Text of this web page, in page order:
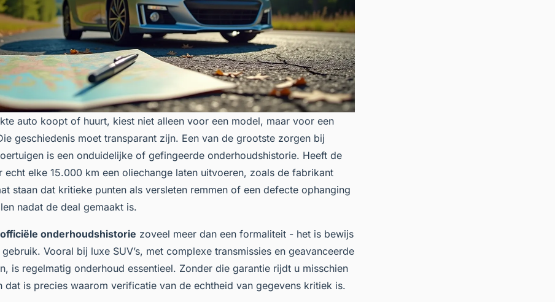
auto koopt of huurt, kiest niet alleen voor een model, maar voor een
geschiedenis moet transparant zijn. Een van de grootste zorgen bij
is een onduidelijke of gefingeerde onderhoudshistorie. Heeft de
echt elke 15.000 km een oliechange laten uitvoeren, zoals de fabrikant
staan dat kritieke punten als versleten remmen of een defecte ophanging
nadat de deal gemaakt is.
officiële onderhoudshistorie zoveel meer dan een formaliteit - het is bewijs
Vooral bij luxe SUV’s, met complexe transmissies en geavanceerde
is regelmatig onderhoud essentieel. Zonder die garantie rijdt u misschien
dat is precies waarom verificatie van de echtheid van gegevens kritiek is.